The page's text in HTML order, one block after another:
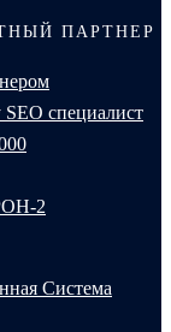
ПАРТНЕР
специалист
2
Система